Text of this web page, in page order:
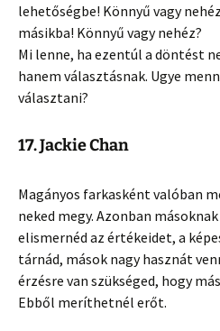
lehetőségbe! Könnyű vagy
másikba! Könnyű vagy nehéz?
Mi lenne, ha ezentúl a döntést
hanem választásnak. Ugye
választani?
17. Jackie Chan
Magányos farkasként valóban
neked megy. Azonban
elismernéd az értékeidet, a
tárnád, mások nagy hasznát
érzésre van szükséged, hogy
Ebből meríthetnél erőt.